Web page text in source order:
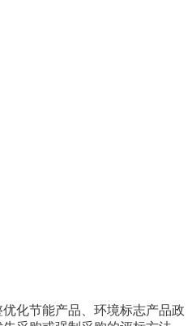
化节能产品、环境标志产品政